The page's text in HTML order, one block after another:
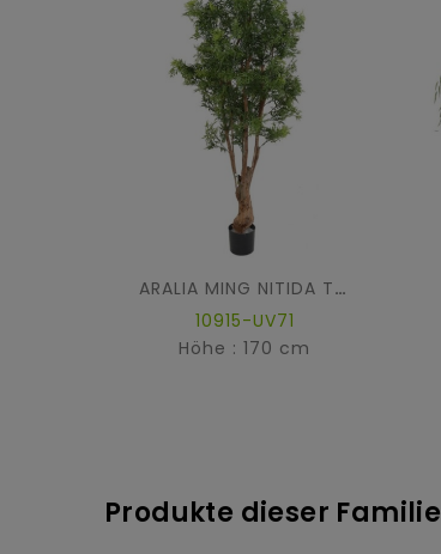
ARALIA MING NITIDA TN UV
10915-UV71
Höhe : 170 cm
Produkte dieser Familie